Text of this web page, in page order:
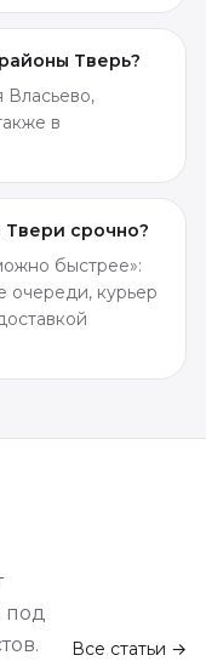
Тверь?
Власьево,
в
Твери срочно?
быстрее»:
очереди, курьер
под
Все статьи →